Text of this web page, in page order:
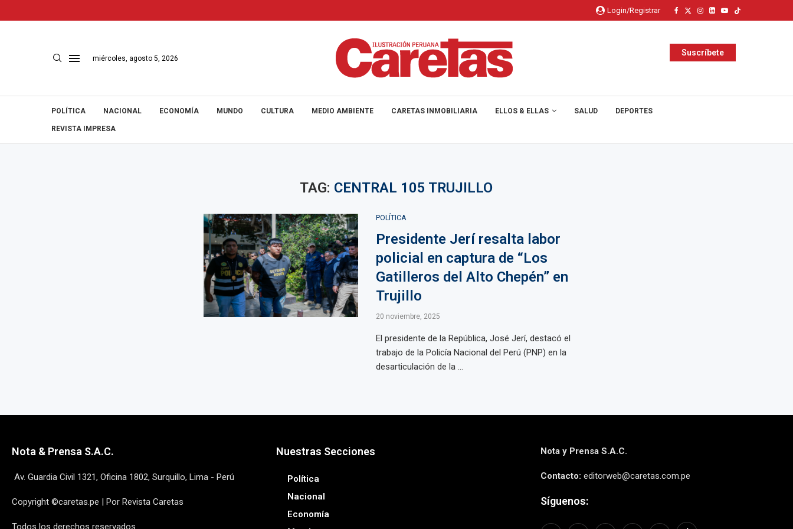
Login/Registrar
miércoles, agosto 5, 2026
Suscríbete
POLÍTICA NACIONAL ECONOMÍA MUNDO CULTURA MEDIO AMBIENTE CARETAS INMOBILIARIA ELLOS & ELLAS SALUD DEPORTES
REVISTA IMPRESA
TAG: CENTRAL 105 TRUJILLO
POLÍTICA
Presidente Jerí resalta labor
policial en captura de “Los
Gatilleros del Alto Chepén” en
Trujillo
20 noviembre, 2025
El presidente de la República, José Jerí, destacó el
trabajo de la Policía Nacional del Perú (PNP) en la
desarticulación de la ...
Nota & Prensa S.A.C.
Av. Guardia Civil 1321, Oficina 1802, Surquillo, Lima - Perú
Copyright ©caretas.pe | Por Revista Caretas
Todos los derechos reservados
Nuestras Secciones
Política
Nacional
Economía
Nota y Prensa S.A.C.
Contacto: editorweb@caretas.com.pe
Síguenos: